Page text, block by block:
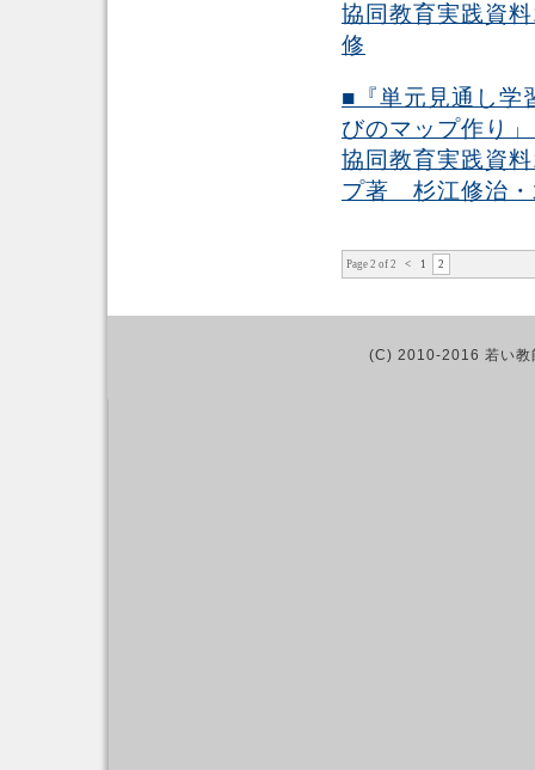
協同教育実践資
修
■『単元見通し学
びのマップ作り
協同教育実践資
プ著 杉江修治・
Page 2 of 2 < 1 2
(C) 2010-2016 若い